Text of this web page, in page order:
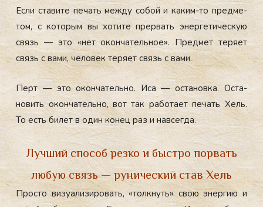
Ес­ли ста­вите пе­чать меж­ду со­бой и ка­ким-то пред­ме­
том, с ко­торым вы хо­тите прер­вать энер­ге­тичес­кую
связь — это «нет окон­ча­тель­ное». Пред­мет те­ря­ет
связь с ва­ми, че­ловек те­ря­ет связь с ва­ми.
Перт — это окон­ча­тель­но. Иса — ос­та­нов­ка. Ос­та­
новить окон­ча­тель­но, вот так ра­бота­ет пе­чать Хель.
То есть би­лет в один ко­нец раз и нав­сегда.
Лучший способ резко и быстро порвать
любую связь — рунический став Хель
Прос­то ви­зу­али­зиро­вать, «тол­кнуть» свою энер­гию и